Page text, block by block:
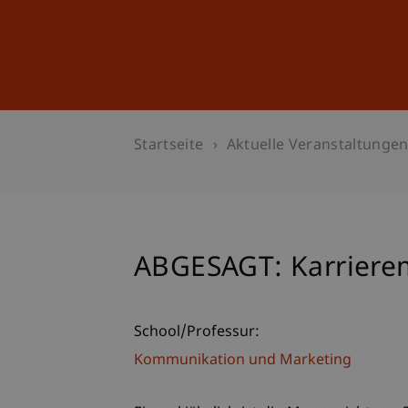
Startseite Aktuelle Veranstaltungen
ABGESAGT:
School/Professur:
Kommunikation und Marketing